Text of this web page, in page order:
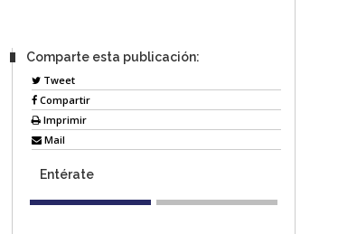
Comparte esta publicación:
Tweet
Compartir
Imprimir
Mail
Entérate